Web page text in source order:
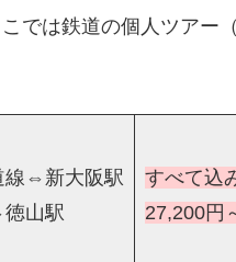
では鉄道の個人ツアー
⇔新大阪駅
山駅
すべて込
27,200円